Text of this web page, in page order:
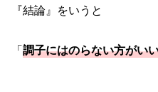
『結論』をいうと
「調子にはのらない方がい